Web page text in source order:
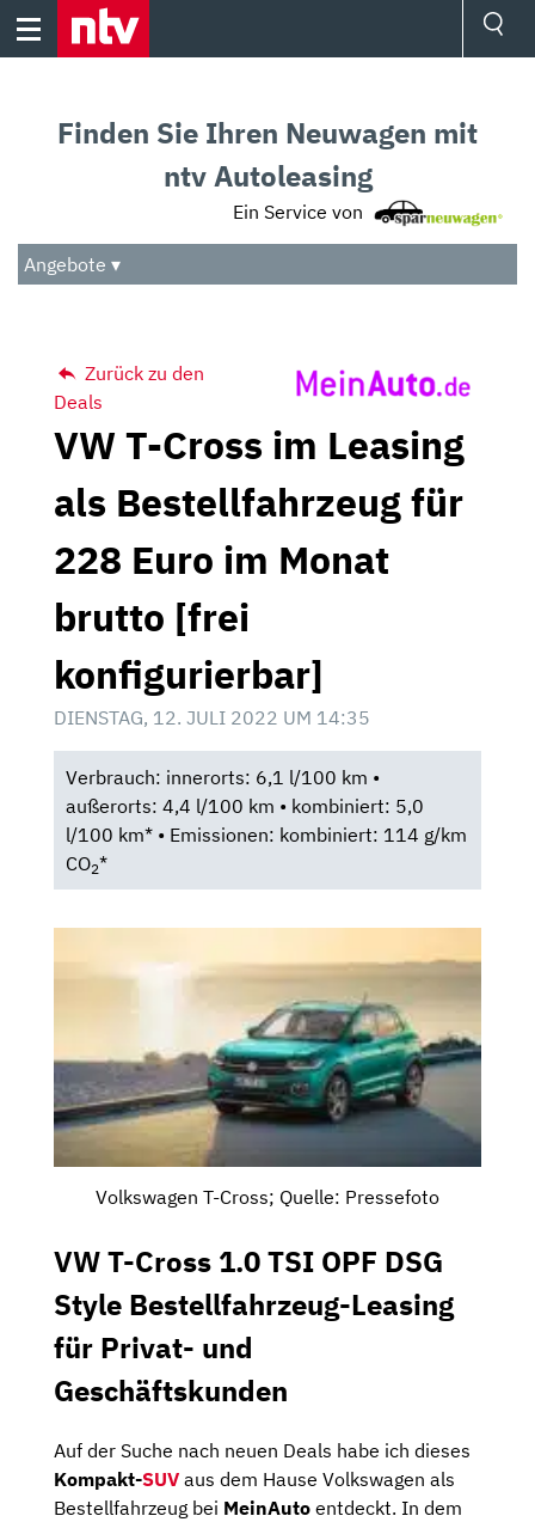
Skip
Audio
Das Beste
Finden Sie Ihren Neuwagen mit
ntv Autoleasing
Ein Service von
Angebote ▾
Zurück zu den
Deals
VW T-Cross im Leasing
als Bestellfahrzeug für
228 Euro im Monat
brutto [frei
konfigurierbar]
DIENSTAG, 12. JULI 2022 UM 14:35
Verbrauch: innerorts: 6,1 l/100 km •
außerorts: 4,4 l/100 km • kombiniert: 5,0
l/100 km* • Emissionen: kombiniert: 114 g/km
CO2*
Volkswagen T-Cross; Quelle: Pressefoto
VW T-Cross 1.0 TSI OPF DSG
Style Bestellfahrzeug-Leasing
für Privat- und
Geschäftskunden
Auf der Suche nach neuen Deals habe ich dieses
Kompakt-SUV aus dem Hause Volkswagen als
Bestellfahrzeug bei MeinAuto entdeckt. In dem